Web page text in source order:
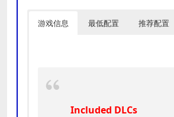
游戏信息 最低配置 推荐配置
Included DLCs